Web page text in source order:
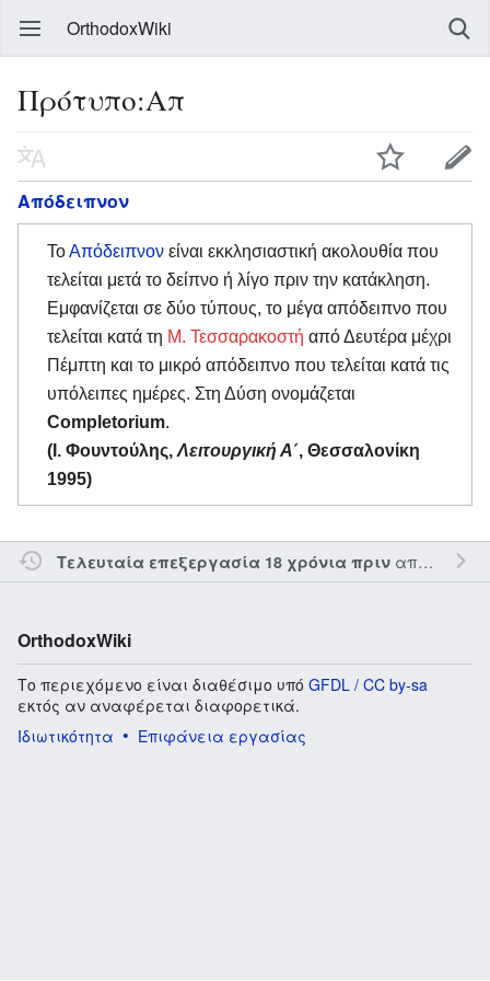
OrthodoxWiki
Πρότυπο:Απ
Απόδειπνον
ΤοΑπόδειπνον είναι εκκλησιαστική ακολουθία που
τελείται μετά το δείπνο ή λίγο πριν την κατάκληση.
Εμφανίζεται σε δύο τύπους, το μέγα απόδειπνο που
τελείται κατά τη Μ. Τεσσαρακοστή από Δευτέρα μέχρι
Πέμπτη και το μικρό απόδειπνο που τελείται κατά τις
υπόλειπες ημέρες. Στη Δύση ονομάζεται
Completorium.
(Ι. Φουντούλης, Λειτουργική Α΄, Θεσσαλονίκη
1995)
Τελευταία επεξεργασία 18 χρόνια πριναπό τον την
OrthodoxWiki
Το περιεχόμενο είναι διαθέσιμο υπό GFDL / CC by-sa
εκτός αν αναφέρεται διαφορετικά.
Ιδιωτικότητα
Επιφάνεια εργασίας